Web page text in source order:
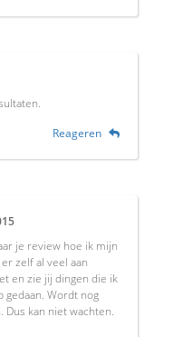
Reageren
je review hoe ik mijn
zelf al veel aan
en zie jij dingen die ik
gedaan. Wordt nog
Dus kan niet wachten.